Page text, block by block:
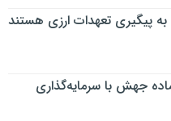
پیگیری تعهدات ارزی هستند
جهش با سرمایه‌گذاری